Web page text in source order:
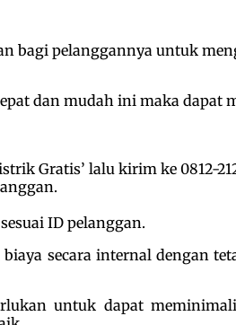
bagi pelanggannya untuk
dan mudah ini maka
Gratis’ lalu kirim ke 0812-
ID pelanggan.
secara internal dengan
untuk dapat